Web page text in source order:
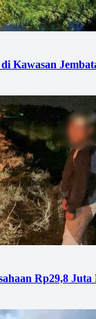
Kawasan
Rp29,8